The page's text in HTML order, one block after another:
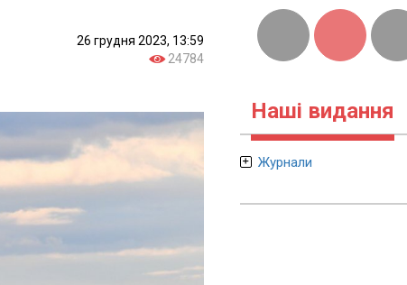
26 грудня 2023, 13:59
24784
Наші видання
Журнали